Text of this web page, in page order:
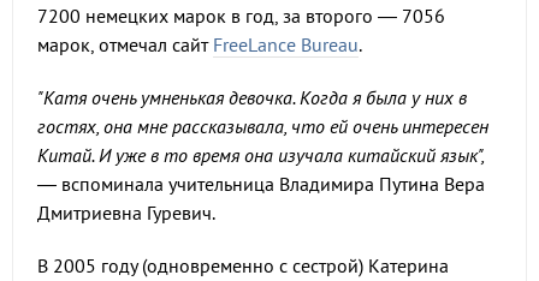
7200 немецких марок в год, за второго — 7056
марок, отмечал сайт FreeLance Bureau.
"Катя очень умненькая девочка. Когда я была у них в
гостях, она мне рассказывала, что ей очень интересен
Китай. И уже в то время она изучала китайский язык",
— вспоминала учительница Владимира Путина Вера
Дмитриевна Гуревич.
В 2005 году (одновременно с сестрой) Катерина